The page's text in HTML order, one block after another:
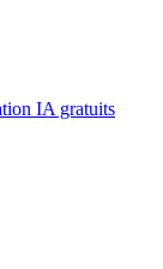
IA gratuits